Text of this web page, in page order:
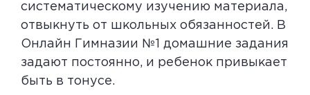
систематическому изучению материала,
отвыкнуть от школьных обязанностей. В
Онлайн Гимназии №1 домашние задания
задают постоянно, и ребенок привыкает
быть в тонусе.